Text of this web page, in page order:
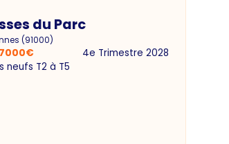
du Parc
(91000)
€
4e Trimestre 2028
neufs T2 à T5